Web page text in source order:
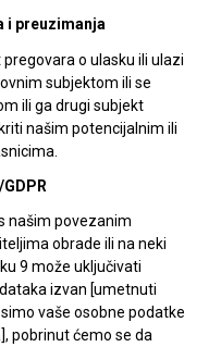
i preuzimanja
o ulasku ili ulazi
subjektom ili se
ili ga drugi subjekt
našim potencijalnim ili
našim povezanim
obrade ili na neki
9 može uključivati
izvan [umetnuti
vaše osobne podatke
pobrinut ćemo se da